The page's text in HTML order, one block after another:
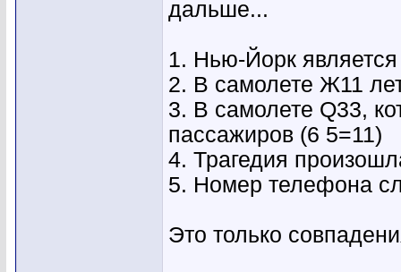
дальше...
1. Нью-Йорк
2. В самолете Ж11
3. В самолете Q33,
пассажиров (6 5=11)
4. Трагедия
5. Номер телефона
Это только